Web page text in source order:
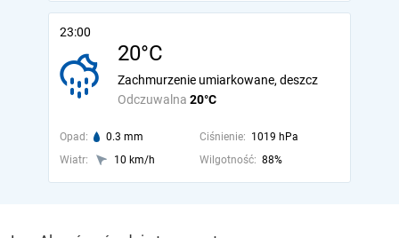
23:00
20°C
Odczuwalna 20°C
Zachmurzenie umiarkowane, deszcz
Opad: 0.3 mm Ciśnienie: 1019 hPa
Wiatr:
10 km/h Wilgotność: 88%